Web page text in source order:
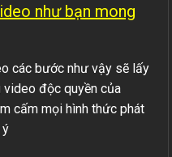
như bạn mong
các bước như vậy sẽ lấy
độc quyền của
cấm mọi hình thức phát
ý